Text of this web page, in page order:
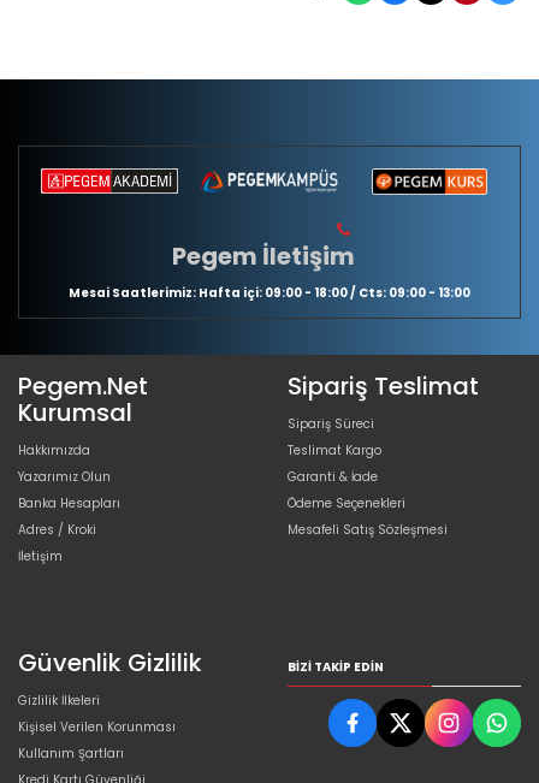
Pegem İletişim
Mesai Saatlerimiz: Hafta içi: 09:00 - 18:00 / Cts: 09:00 - 13:00
Pegem.Net
Kurumsal
Hakkımızda
Yazarımız Olun
Banka Hesapları
Adres / Kroki
İletişim
Sipariş Teslimat
Sipariş Süreci
Teslimat Kargo
Garanti & İade
Ödeme Seçenekleri
Mesafeli Satış Sözleşmesi
Güvenlik Gizlilik
Gizlilik İlkeleri
Kişisel Verilen Korunması
Kullanım Şartları
BIZI TAKIP EDIN